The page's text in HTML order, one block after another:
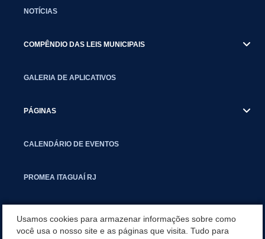
NOTÍCIAS
COMPÊNDIO DAS LEIS MUNICIPAIS
GALERIA DE APLICATIVOS
PÁGINAS
CALENDÁRIO DE EVENTOS
PROMEA ITAGUAÍ RJ
Usamos cookies para armazenar informações sobre como
você usa o nosso site e as páginas que visita. Tudo para